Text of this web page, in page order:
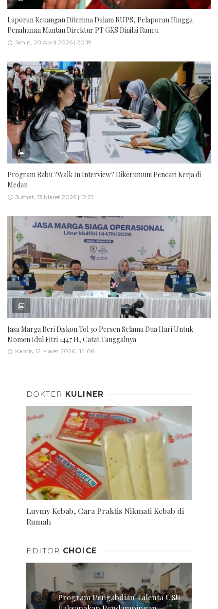
Laporan Keuangan Diterima Dalam RUPS, Pelaporan Hingga
Penahanan Mantan Direktur PT GKS Dinilai Rancu
Senin, 20 April 2026 | 20:19
Program Rabu \'Walk In Interview\' Dikerumuni Pencari Kerja di
Medan
Jumat, 13 Maret 2026 | 12:21
Jasa Marga Beri Diskon Tol 30 Persen Selama Dua Hari Untuk
Momen Idul Fitri 1447 H, Catat Tanggalnya
Kamis, 12 Maret 2026 | 14:08
DOKTER KULINER
Luvmy Kebab, Cara Praktis Nikmati Kebab di
Rumah
EDITOR CHOICE
Program Pengabdian Talenta USU